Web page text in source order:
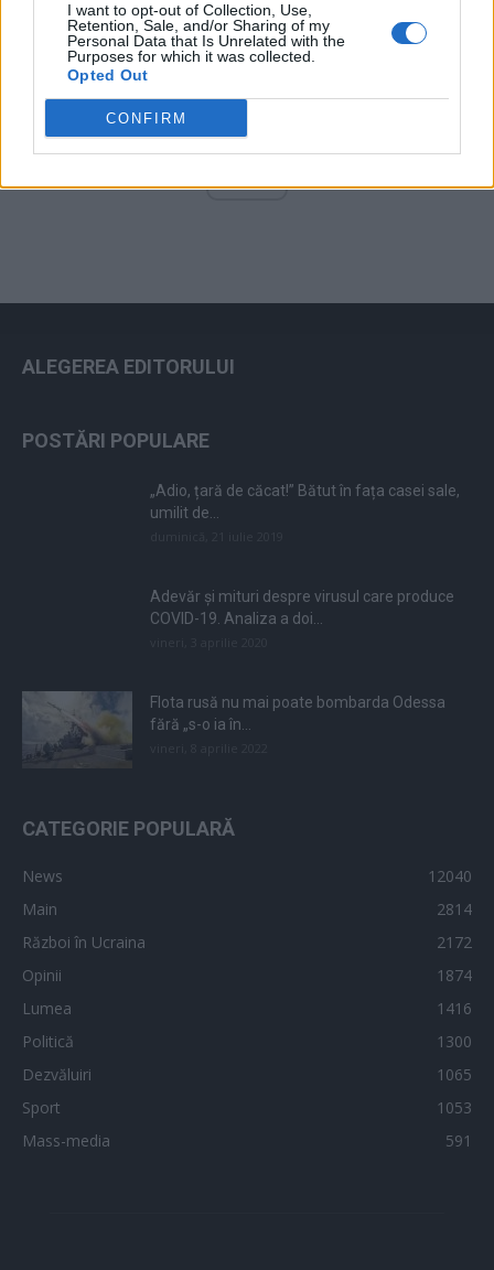
I want to opt-out of Collection, Use,
Retention, Sale, and/or Sharing of my
Personal Data that Is Unrelated with the
Purposes for which it was collected.
Opted Out
CONFIRM
ad
ALEGEREA EDITORULUI
POSTĂRI POPULARE
„Adio, țară de căcat!” Bătut în fața casei sale,
umilit de...
Adevăr și mituri despre virusul care produce
COVID-19. Analiza a doi...
Flota rusă nu mai poate bombarda Odessa
fără „s-o ia în...
CATEGORIE POPULARĂ
News
12040
Main
2814
Război în Ucraina
2172
Opinii
1874
Lumea
1416
Politică
1300
Dezvăluiri
1065
Sport
1053
Mass-media
591